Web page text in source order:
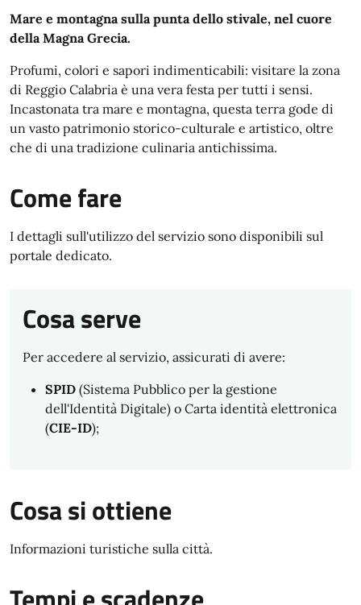
Mare e montagna sulla punta dello stivale, nel cuore
della Magna Grecia.
Profumi, colori e sapori indimenticabili: visitare la zona
di Reggio Calabria è una vera festa per tutti i sensi.
Incastonata tra mare e montagna, questa terra gode di
un vasto patrimonio storico-culturale e artistico, oltre
che di una tradizione culinaria antichissima.
Come fare
I dettagli sull'utilizzo del servizio sono disponibili sul
portale dedicato.
Cosa serve
Per accedere al servizio, assicurati di avere:
SPID (Sistema Pubblico per la gestione
dell'Identità Digitale) o Carta identità elettronica
(CIE-ID);
Cosa si ottiene
Informazioni turistiche sulla città.